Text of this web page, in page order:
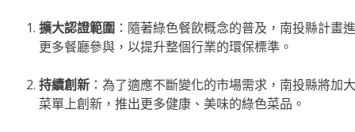
擴大認證範圍 ：隨著綠色餐飲概念的普及，南投縣計畫
更多餐廳參與，以提升整個行業的環保標準。
持續創新：為了適應不斷變化的市場需求，南投縣將加
菜單上創新，推出更多健康、美味的綠色菜品。